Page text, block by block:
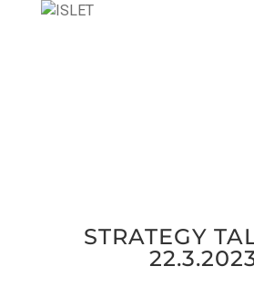
STRA­TE­GY